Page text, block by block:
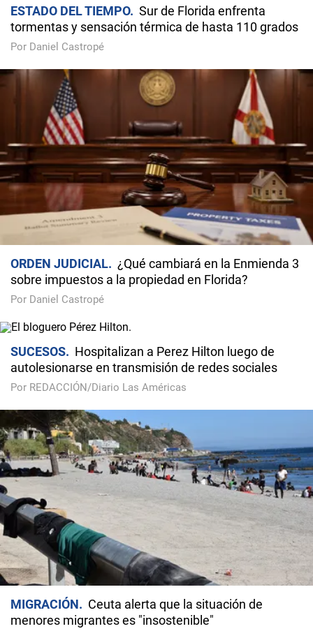
ESTADO DEL TIEMPO
Sur de Florida enfrenta
tormentas y sensación térmica de hasta 110 grados
Por Daniel Castropé
ORDEN JUDICIAL
¿Qué cambiará en la Enmienda 3
sobre impuestos a la propiedad en Florida?
Por Daniel Castropé
SUCESOS
Hospitalizan a Perez Hilton luego de
autolesionarse en transmisión de redes sociales
Por REDACCIÓN/Diario Las Américas
MIGRACIÓN
Ceuta alerta que la situación de
menores migrantes es "insostenible"